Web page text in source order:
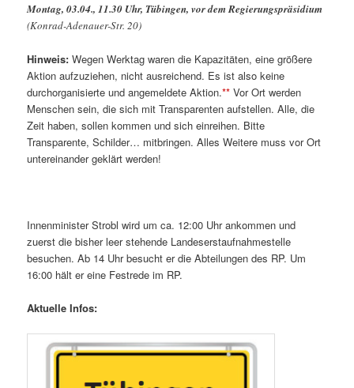
Montag, 03.04., 11.30 Uhr, Tübingen, vor dem Regierungspräsidium
(Konrad-Adenauer-Str. 20)
Hinweis: Wegen Werktag waren die Kapazitäten, eine größere
Aktion aufzuziehen, nicht ausreichend. Es ist also keine
durchorganisierte und angemeldete Aktion.** Vor Ort werden
Menschen sein, die sich mit Transparenten aufstellen. Alle, die
Zeit haben, sollen kommen und sich einreihen. Bitte
Transparente, Schilder… mitbringen. Alles Weitere muss vor Ort
untereinander geklärt werden!
Innenminister Strobl wird um ca. 12:00 Uhr ankommen und
zuerst die bisher leer stehende Landeserstaufnahmestelle
besuchen. Ab 14 Uhr besucht er die Abteilungen des RP. Um
16:00 hält er eine Festrede im RP.
Aktuelle Infos: